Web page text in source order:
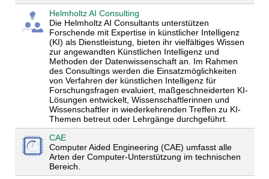
Helmholtz AI Consulting
Die Helmholtz AI Consultants unterstützen
Forschende mit Expertise in künstlicher Intelligenz
(KI) als Dienstleistung, bieten ihr vielfältiges Wissen
zur angewandten Künstlichen Intelligenz und
Methoden der Datenwissenschaft an. Im Rahmen
des Consultings werden die Einsatzmöglichkeiten
von Verfahren der künstlichen Intelligenz für
Forschungsfragen evaluiert, maßgeschneiderten KI-
Lösungen entwickelt, Wissenschaftlerinnen und
Wissenschaftler in wiederkehrenden Treffen zu KI-
Themen betreut oder Lehrgänge durchgeführt.
CAE
Computer Aided Engineering (CAE) umfasst alle
Arten der Computer-Unterstützung im technischen
Bereich.